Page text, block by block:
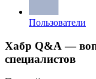
Пользователи
Хабр Q&A —
специалистов